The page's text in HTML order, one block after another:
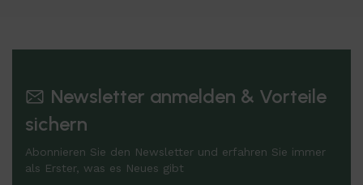
Newsletter anmelden & Vorteile
sichern
Abonnieren Sie den Newsletter und erfahren Sie immer
als Erster, was es Neues gibt